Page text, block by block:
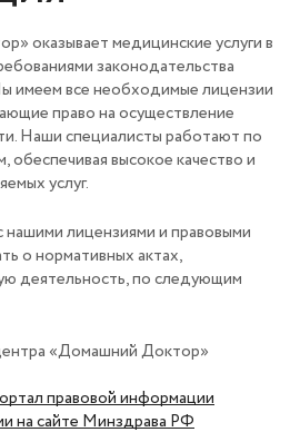
оказывает медицинские услуги в
законодательства
имеем все необходимые лицензии
право на осуществление
Наши специалисты работают по
высокое качество и
услуг.
лицензиями и правовыми
о нормативных актах,
деятельность, по следующим
«Домашний Доктор»
правовой информации
на сайте Минздрава РФ